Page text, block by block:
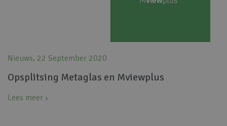
Nieuws, 22 September 2020
Opsplitsing Metaglas en Mviewplus
Lees meer